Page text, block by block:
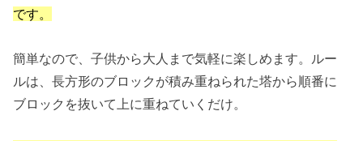
です。
簡単なので、子供から大人まで気軽に楽しめます。ルー
ルは、長方形のブロックが積み重ねられた塔から順番に
ブロックを抜いて上に重ねていくだけ。